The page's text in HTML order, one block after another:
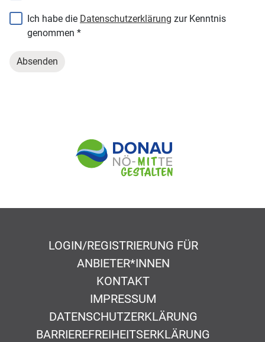
Ich habe die Datenschutzerklärung zur Kenntnis
genommen *
Absenden
LOGIN/REGISTRIERUNG FÜR
ANBIETER*INNEN
KONTAKT
IMPRESSUM
DATENSCHUTZERKLÄRUNG
BARRIEREFREIHEITSERKLÄRUNG